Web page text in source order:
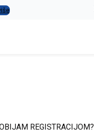
REGISTRACIJOM?